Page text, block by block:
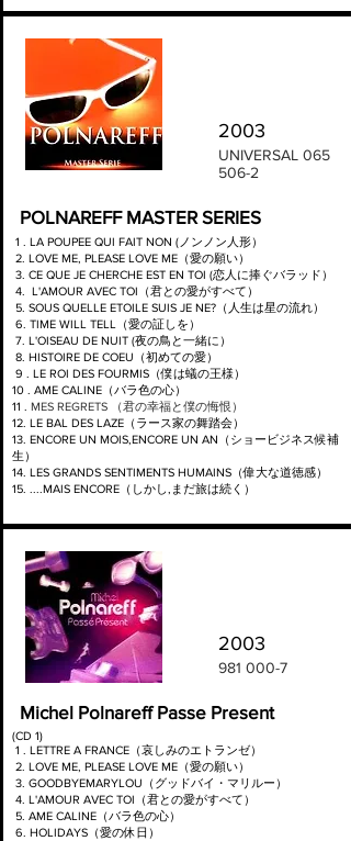
2003
UNIVERSAL 065
506-2
POLNAREFF MASTER SERIES
1 . LA POUPEE QUI FAIT NON (ノンノン人形）
2. LOVE ME, PLEASE LOVE ME（愛の願い）
3. CE QUE JE CHERCHE EST EN TOI (恋人に捧ぐバラッド）
4.
L'AMOUR AVEC TOI（君との愛がすべて）
5. SOUS QUELLE ETOILE SUIS JE NE?（人生は星の流れ）
6. TIME WILL TELL（愛の証しを）
7. L'OISEAU DE NUIT (夜の鳥と一緒に）
8. HISTOIRE DE COEU（初めての愛）
9 . LE ROI DES FOURMIS（僕は蟻の王様）
10 . AME CALINE（バラ色の心）
11
MES REGRETS （君の幸福と僕の悔恨）
12. LE BAL DES LAZE（ラース家の舞踏会）
13. ENCORE UN MOIS,ENCORE UN AN（ショービジネス候補
生）
14. LES GRANDS SENTIMENTS HUMAINS（偉大な道徳感）
15. ....MAIS ENCORE（しかし,まだ旅は続く）
2003
981 000-7
Michel Polnareff Passe Present
(CD 1)
1 . LETTRE A FRANCE（哀しみのエトランゼ）
2. LOVE ME, PLEASE LOVE ME（愛の願い）
3. GOODBYEMARYLOU（グッドバイ・マリルー）
4. L'AMOUR AVEC TOI（君との愛がすべて）
5. AME CALINE（バラ色の心）
6. HOLIDAYS（愛の休日）